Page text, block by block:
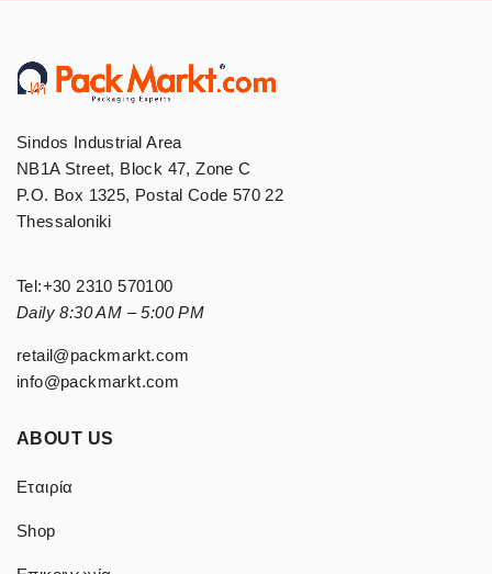
Sindos Industrial Area
NB1A Street, Block 47, Zone C
P.O. Box 1325, Postal Code 570 22
Thessaloniki
Tel:+30 2310 570100
Daily 8:30 AM – 5:00 PM
retail@packmarkt.com
info@packmarkt.com
ABOUT US
Εταιρία
Shop